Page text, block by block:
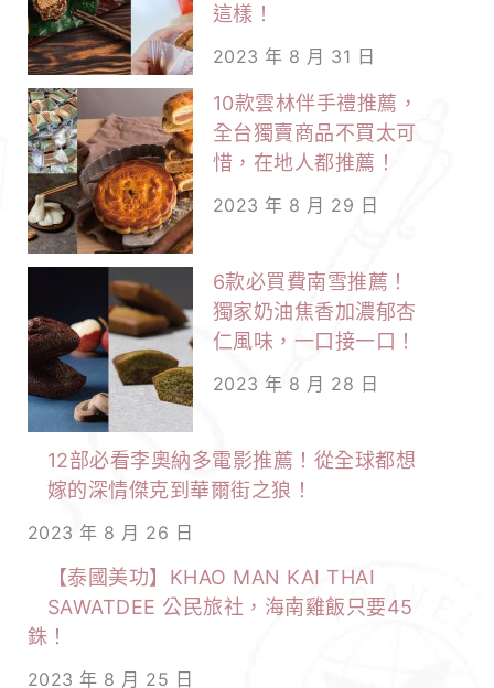
這樣！
2023 年 8 月 31 日
10款雲林伴手禮推薦，
全台獨賣商品不買太可
惜，在地人都推薦！
2023 年 8 月 29 日
6款必買費南雪推薦！
獨家奶油焦香加濃郁杏
仁風味，一口接一口！
2023 年 8 月 28 日
12部必看李奧納多電影推薦！從全球都想
嫁的深情傑克到華爾街之狼！
2023 年 8 月 26 日
【泰國美功】KHAO MAN KAI THAI
SAWATDEE 公民旅社，海南雞飯只要45
銖！
2023 年 8 月 25 日